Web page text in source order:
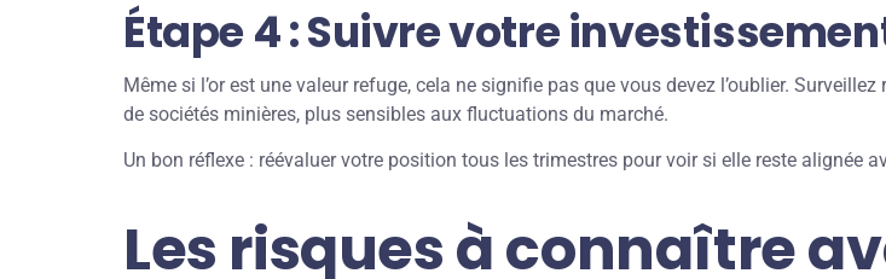
Étape 4 : Suivre votre
Même si l’or est une valeur refuge, cela ne signifie pas que vous devez l’oublier.
de sociétés minières, plus sensibles aux fluctuations du marché.
Un bon réflexe : réévaluer votre position tous les trimestres pour voir si elle reste alignée
Les risques à connaître